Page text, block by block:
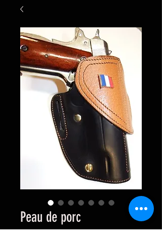
Peau de porc